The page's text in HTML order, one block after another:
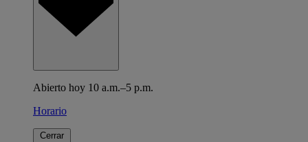
Abierto hoy 10 a.m.–5 p.m.
Horario
Cerrar